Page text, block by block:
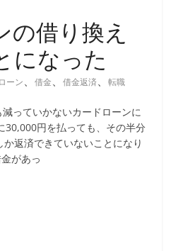
の借り換え
になった
ローン、借金、借金返済、転職
っていかないカードローンに
30,000円を払っても、その半分
返済できていないことになり
があっ